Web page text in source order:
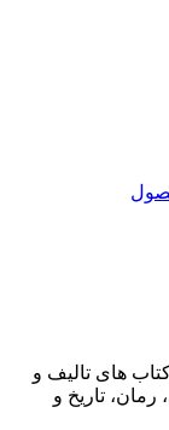
های تالیف و
رمان، تاریخ و